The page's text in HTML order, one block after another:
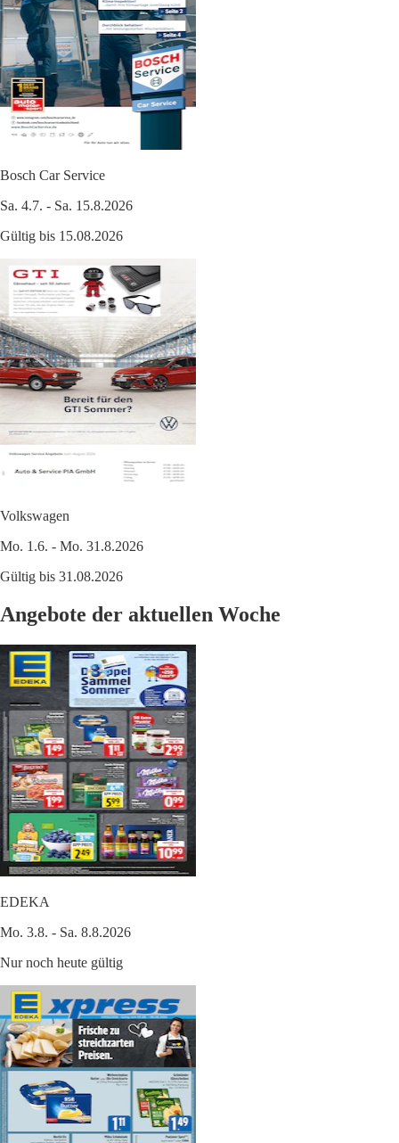
Bosch Car Service
Sa. 4.7. - Sa. 15.8.2026
Gültig bis 15.08.2026
Volkswagen
Mo. 1.6. - Mo. 31.8.2026
Gültig bis 31.08.2026
Angebote der aktuellen Woche
EDEKA
Mo. 3.8. - Sa. 8.8.2026
Nur noch heute gültig